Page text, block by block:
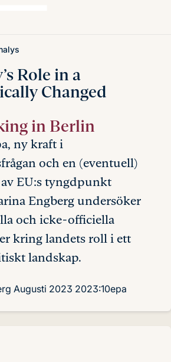
Role in a
Changed
in Berlin
ny kraft i
och en (eventuell)
EU:s tyngdpunkt
Engberg undersöker
och icke-officiella
kring landets roll i ett
landskap.
Augusti 2023 2023:10epa